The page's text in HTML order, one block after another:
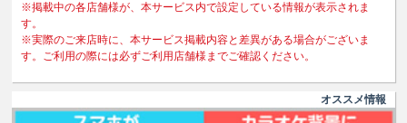
※掲載中の各店舗様が、本サービス内で設定している情報が表示されま
す。
※実際のご来店時に、本サービス掲載内容と差異がある場合がございま
す。ご利用の際には必ずご利用店舗様までご確認ください。
オススメ情報